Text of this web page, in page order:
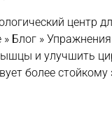
центр
» Блог »
и улучшить
более